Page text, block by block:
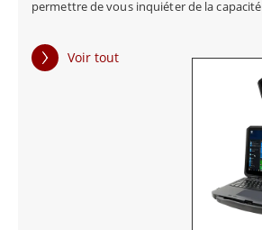
permettre de vous inquiéter de la
tant que secouriste, dans des usines ou
technologie est susceptible d'être exposée
et des conditions tels que des vibrations,
de nuages de poussière et d'humidité, ou
environnements qui détruiraient un
bureau classique. La norme MIL-STD-
exigences en matière de compatibilité
auxquelles les équipements, y compris
électroniques tels que les ordinateurs
Voir tout